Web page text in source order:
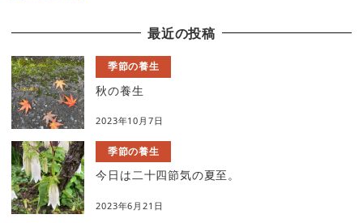
最近の投稿
季節の養生
秋の養生
2023年10月7日
季節の養生
今日は二十四節気の夏至。
2023年6月21日